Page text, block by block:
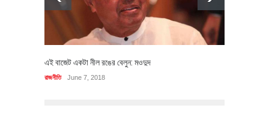
এই বাজেট একটা নীল রঙের বেলুন: মওদুদ
রাজনীতি June 7, 2018